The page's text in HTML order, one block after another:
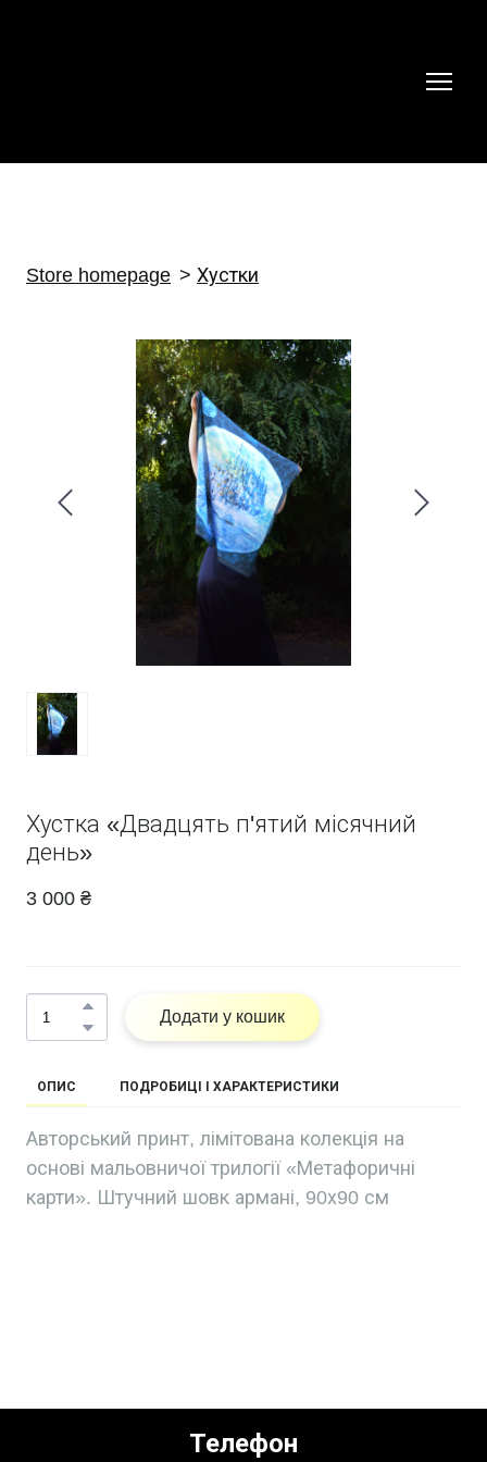
Store homepage Хустки
Хустка «Двадцять п'ятий місячний
день»
3 000 ₴
Додати у кошик
ОПИС ПОДРОБИЦІ І ХАРАКТЕРИСТИКИ
Авторський принт, лімітована колекція на
основі мальовничої трилогії «Метафоричні
карти». Штучний шовк армані, 90х90 см
Телефон